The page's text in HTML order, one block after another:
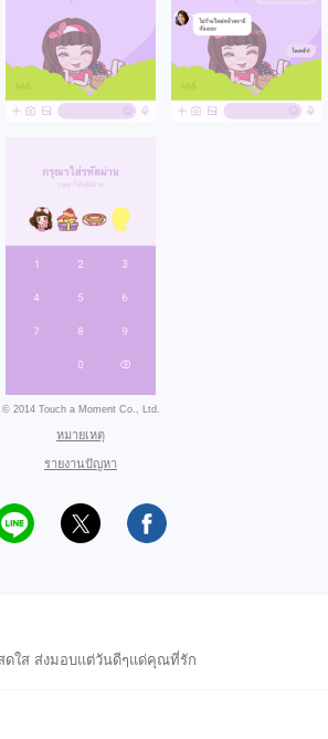
© 2014 Touch a Moment Co., Ltd.
หมายเหตุ
รายงานปัญหา
ใส ส่งมอบแต่วันดีๆแด่คุณที่รัก